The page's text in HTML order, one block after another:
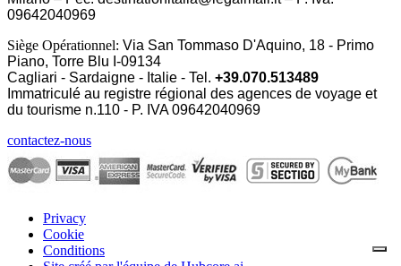
09642040969
Siège Opérationnel: Via San Tommaso D'Aquino, 18 - Primo
Piano, Torre Blu I-09134
Cagliari - Sardaigne - Italie - Tel. +39.070.513489
Immatriculé au registre régional des agences de voyage et
du tourisme n.110 - P. IVA09642040969
contactez-nous
Privacy
Cookie
Conditions